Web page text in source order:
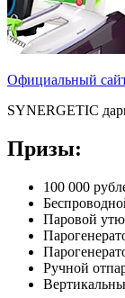
Официальный
SYNERGETIC
Призы:
100 000
Паровой
Ручной